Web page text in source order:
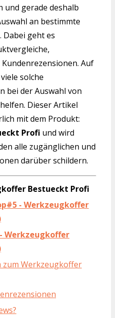
und gerade deshalb
an bestimmte
Dabei geht es
Auf
solche
bei der Auswahl von
Dieser Artikel
mit dem Produkt:
Profi und wird
alle zugänglichen und
darüber schildern.
Bestueckt Profi
- Werkzeugkoffer
Werkzeugkoffer
zum Werkzeugkoffer